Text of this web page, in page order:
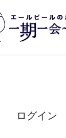
ログイン